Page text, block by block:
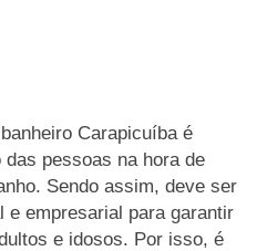
Carapicuíba é
pessoas na hora de
Sendo assim, deve ser
e empresarial para garantir
e idosos. Por isso, é